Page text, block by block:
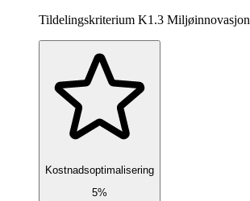
Tildelingskriterium K1.3 Miljøinnovasjon
Kostnadsoptimalisering
5%